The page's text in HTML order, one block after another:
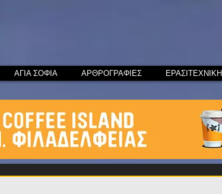
ΑΓΙΑ ΣΟΦΙΑ ΑΡΘΡΟΓΡΑΦΙΕΣ ΕΡΑΣΙΤΕΧΝΙΚΗ